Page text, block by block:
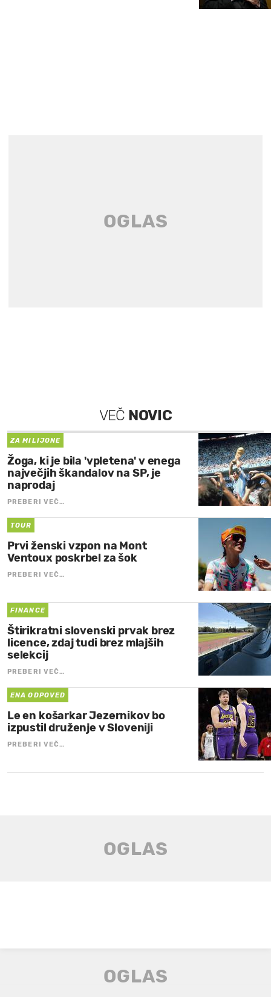
VEČ NOVIC
ZA MILIJONE
Žoga, ki je bila 'vpletena' v enega
največjih škandalov na SP, je
naprodaj
PREBERI VEČ…
TOUR
Prvi ženski vzpon na Mont
Ventoux poskrbel za šok
PREBERI VEČ…
FINANCE
Štirikratni slovenski prvak brez
licence, zdaj tudi brez mlajših
selekcij
PREBERI VEČ…
ENA ODPOVED
Le en košarkar Jezernikov bo
izpustil druženje v Sloveniji
PREBERI VEČ…